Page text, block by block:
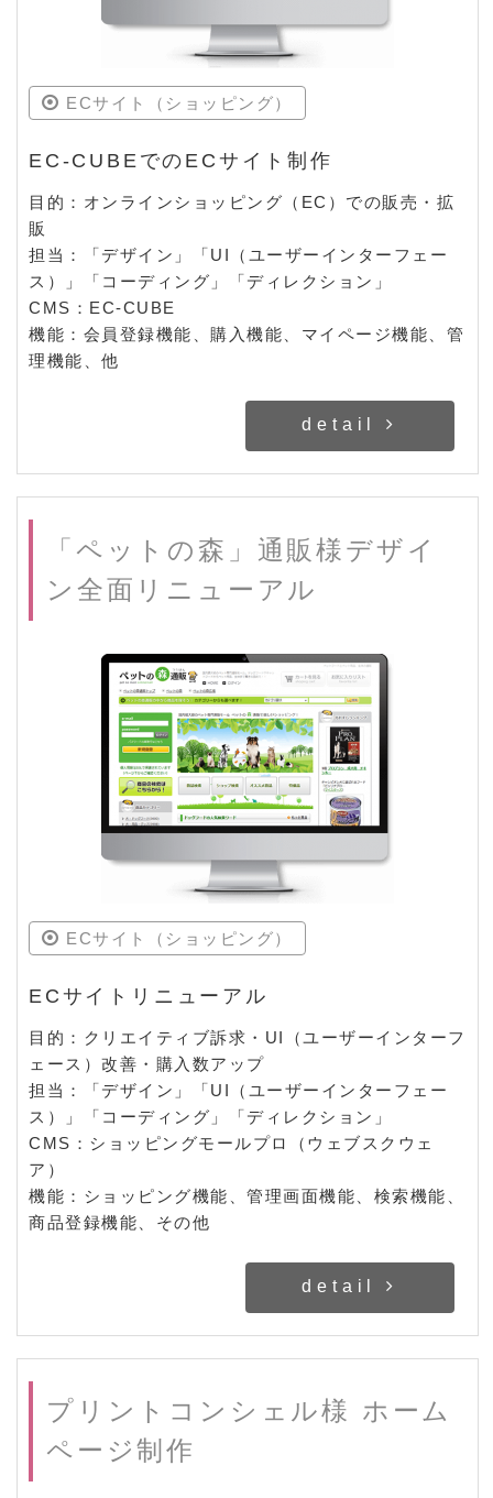
ECサイト（ショッピング）
EC-CUBEでのECサイト制作
目的：オンラインショッピング（EC）での販売・拡
販
担当：「デザイン」「UI（ユーザーインターフェー
ス）」「コーディング」「ディレクション」
CMS：EC-CUBE
機能：会員登録機能、購入機能、マイページ機能、管
理機能、他
detail
「ペットの森」通販様デザイ
ン全面リニューアル
ECサイト（ショッピング）
ECサイトリニューアル
目的：クリエイティブ訴求・UI（ユーザーインターフ
ェース）改善・購入数アップ
担当：「デザイン」「UI（ユーザーインターフェー
ス）」「コーディング」「ディレクション」
CMS：ショッピングモールプロ（ウェブスクウェ
ア）
機能：ショッピング機能、管理画面機能、検索機能、
商品登録機能、その他
detail
プリントコンシェル様 ホーム
ページ制作